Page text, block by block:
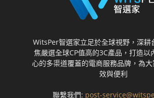
WitsPer智選家立足於全球視野，深耕
焦嚴選全球CP值高的3C產品，打造以
心的多渠道覆蓋的電商服務品牌，為
效與便利
聯繫我們: post-